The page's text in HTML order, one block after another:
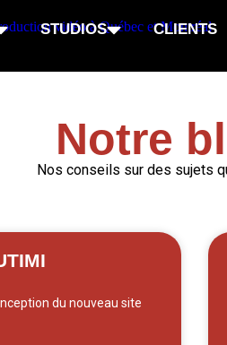
STUDIOS CLIENTS
Notre
Nos conseils sur des sujets
du nouveau site